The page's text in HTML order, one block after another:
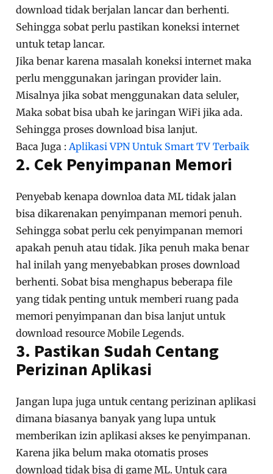
download tidak berjalan lancar dan berhenti.
Sehingga sobat perlu pastikan koneksi internet
untuk tetap lancar.
Jika benar karena masalah koneksi internet maka
perlu menggunakan jaringan provider lain.
Misalnya jika sobat menggunakan data seluler,
Maka sobat bisa ubah ke jaringan WiFi jika ada.
Sehingga proses download bisa lanjut.
Baca Juga :Aplikasi VPN Untuk Smart TV Terbaik
2. Cek Penyimpanan Memori
Penyebab kenapa downloa data ML tidak jalan
bisa dikarenakan penyimpanan memori penuh.
Sehingga sobat perlu cek penyimpanan memori
apakah penuh atau tidak. Jika penuh maka benar
hal inilah yang menyebabkan proses download
berhenti. Sobat bisa menghapus beberapa file
yang tidak penting untuk memberi ruang pada
memori penyimpanan dan bisa lanjut untuk
download resource Mobile Legends.
3. Pastikan Sudah Centang
Perizinan Aplikasi
Jangan lupa juga untuk centang perizinan aplikasi
dimana biasanya banyak yang lupa untuk
memberikan izin aplikasi akses ke penyimpanan.
Karena jika belum maka otomatis proses
download tidak bisa di game ML. Untuk cara